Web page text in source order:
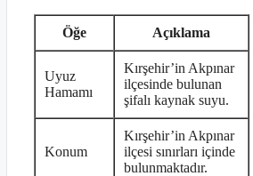
Öğe Açıklama
Uyuz
Hamamı
Kırşehir’in Akpınar
ilçesinde bulunan
şifalı kaynak suyu.
Konum
Kırşehir’in Akpınar
ilçesi sınırları içinde
bulunmaktadır.